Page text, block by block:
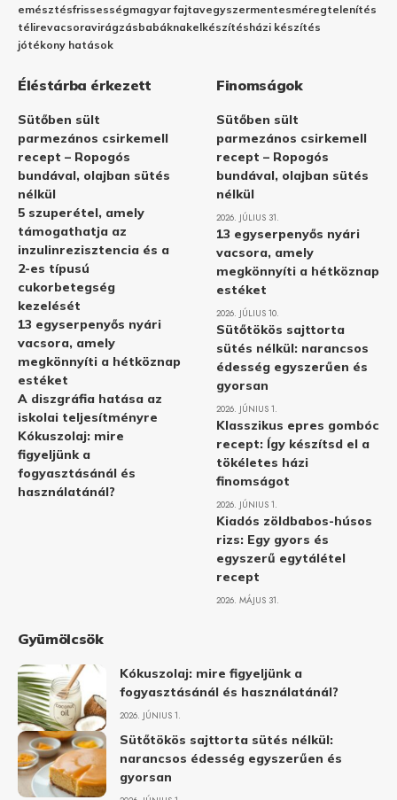
emésztésfrissességmagyar fajtavegyszermentesméregtelenítés
télirevacsoravirágzásbabáknakelkészítésházi készítés
jótékony hatások
Éléstárba érkezett
Sütőben sült
parmezános csirkemell
recept – Ropogós
bundával, olajban sütés
nélkül
5 szuperétel, amely
támogathatja az
inzulinrezisztencia és a
2-es típusú
cukorbetegség
kezelését
13 egyserpenyős nyári
vacsora, amely
megkönnyíti a hétköznap
estéket
A diszgráfia hatása az
iskolai teljesítményre
Kókuszolaj: mire
figyeljünk a
fogyasztásánál és
használatánál?
Finomságok
Sütőben sült
parmezános csirkemell
recept – Ropogós
bundával, olajban sütés
nélkül
2026. JÚLIUS 31.
13 egyserpenyős nyári
vacsora, amely
megkönnyíti a hétköznap
estéket
2026. JÚLIUS 10.
Sütőtökös sajttorta
sütés nélkül: narancsos
édesség egyszerűen és
gyorsan
2026. JÚNIUS 1.
Klasszikus epres gombóc
recept: Így készítsd el a
tökéletes házi
finomságot
2026. JÚNIUS 1.
Kiadós zöldbabos-húsos
rizs: Egy gyors és
egyszerű egytálétel
recept
2026. MÁJUS 31.
Gyümölcsök
Kókuszolaj: mire figyeljünk a
fogyasztásánál és használatánál?
2026. JÚNIUS 1.
Sütőtökös sajttorta sütés nélkül:
narancsos édesség egyszerűen és
gyorsan